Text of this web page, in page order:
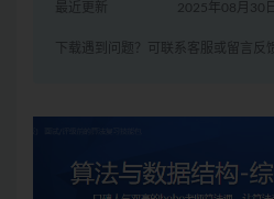
最近更新 2025年08月30日
下载遇到问题？可联系客服或留言反馈